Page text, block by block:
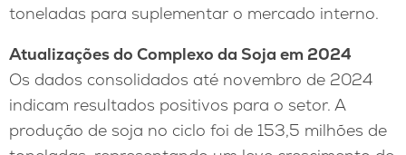
toneladas para suplementar o mercado interno.
Atualizações do Complexo da Soja em 2024
Os dados consolidados até novembro de 2024
indicam resultados positivos para o setor. A
produção de soja no ciclo foi de 153,5 milhões de